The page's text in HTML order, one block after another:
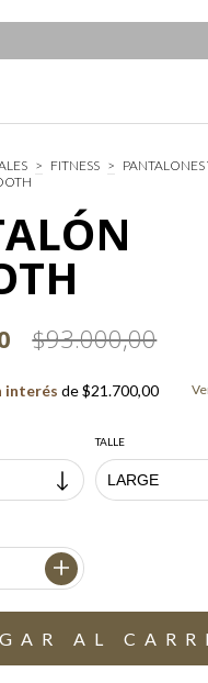
> FITNESS > PANTALONES
$93.000,00
interés de$21.700,00
TALLE